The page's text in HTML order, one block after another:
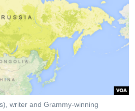
လက်များ
writer and Grammy-winning